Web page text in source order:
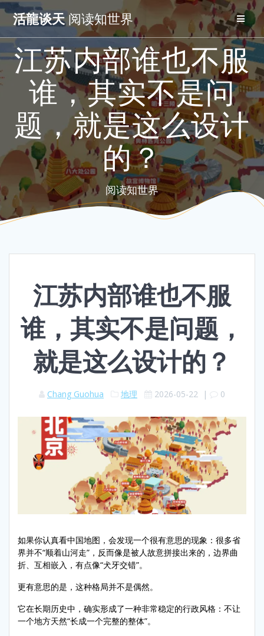
to
content
活龍谈天阅读知世界
江苏内部谁也不服
谁，其实不是问
题，就是这么设计
的？
阅读知世界
江苏内部谁也不服
谁，其实不是问题，
就是这么设计的？
Chang Guohua 地理 2026-05-22 | 0
如果你认真看中国地图，会发现一个很有意思的现象：很多省
界并不“顺着山河走”，反而像是被人故意拼接出来的，边界曲
折、互相嵌入，有点像“犬牙交错”。
更有意思的是，这种格局并不是偶然。
它在长期历史中，确实形成了一种非常稳定的行政风格：不让
一个地方天然“长成一个完整的整体”。